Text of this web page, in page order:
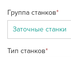
Каталог компаний
Новости
Справка
Регистрация
Группа станков*
Тип станков*